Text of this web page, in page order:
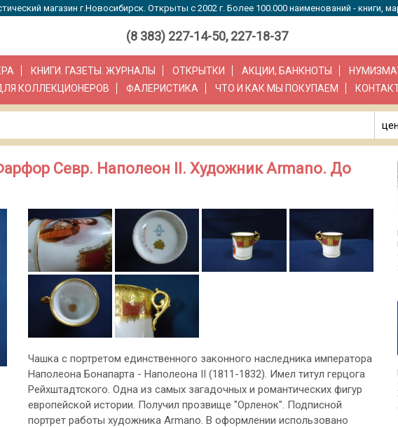
магазин г.Новосибирск. Открыты с 2002 г. Более 100.000 наименований - книги,
(8 383) 227-14-50, 227-18-37
КНИГИ. ГАЗЕТЫ. ЖУРНАЛЫ ОТКРЫТКИ АКЦИИ, БАНКНОТЫ
КОЛЛЕКЦИОНЕРОВ
ФАЛЕРИСТИКА ЧТО И КАК МЫ ПОКУПАЕМ
Севр. Наполеон II. Художник Armano. До
Чашка с портретом единственного законного наследника императора
Наполеона Бонапарта - Наполеона II (1811-1832). Имел титул герцога
Рейхштадтского. Одна из самых загадочных и романтических фигур
европейской истории. Получил прозвище "Орленок". Подписной
портрет работы художника Armano. В оформлении использовано